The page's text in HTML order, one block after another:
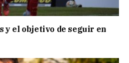
y el objetivo de seguir en